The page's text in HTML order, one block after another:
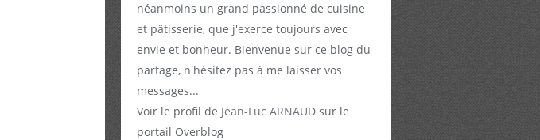
néanmoins un grand passionné de cuisine
et pâtisserie, que j'exerce toujours avec
envie et bonheur. Bienvenue sur ce blog du
partage, n'hésitez pas à me laisser vos
messages...
Voir le profil de Jean-Luc ARNAUD sur le
portail Overblog